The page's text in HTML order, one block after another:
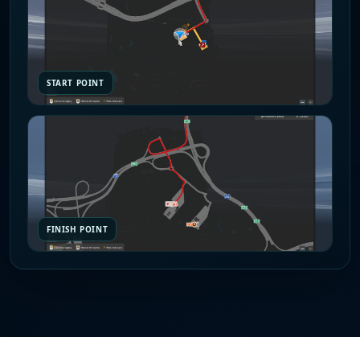
START POINT
FINISH POINT